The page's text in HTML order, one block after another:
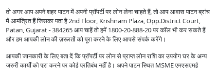
तो अगर आप अपने शहर पाटन में अपनी प्रॉपर्टी पर लोन लेना चाहते हैं, तो आप आवास पाटन ब्रांच
में आमंत्रित हैं जिसका पता है 2nd Floor, Krishnam Plaza, Opp.District Court,
Patan, Gujarat - 384265 आप चाहें तो हमें 1800-20-888-20 पर कॉल भी कर सकते हैं
और हम आपकी लोन की ज़रूरतों को पूरा करने के लिए आपसे संपर्क करेंगे।
आपकी जानकारी के लिए बता दें कि प्रॉपर्टी पर लोन से प्राप्त लोन राशि का उपयोग घर के अन्य
जरुरी कार्यों को पूरा करने पर कोई प्रतिबंध नहीं है। अपने पाटन स्थित MSME एमएसएमई